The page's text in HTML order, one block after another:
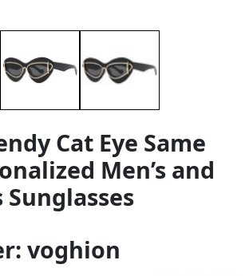
Cat Eye Same
Men’s and
Sunglasses
voghion